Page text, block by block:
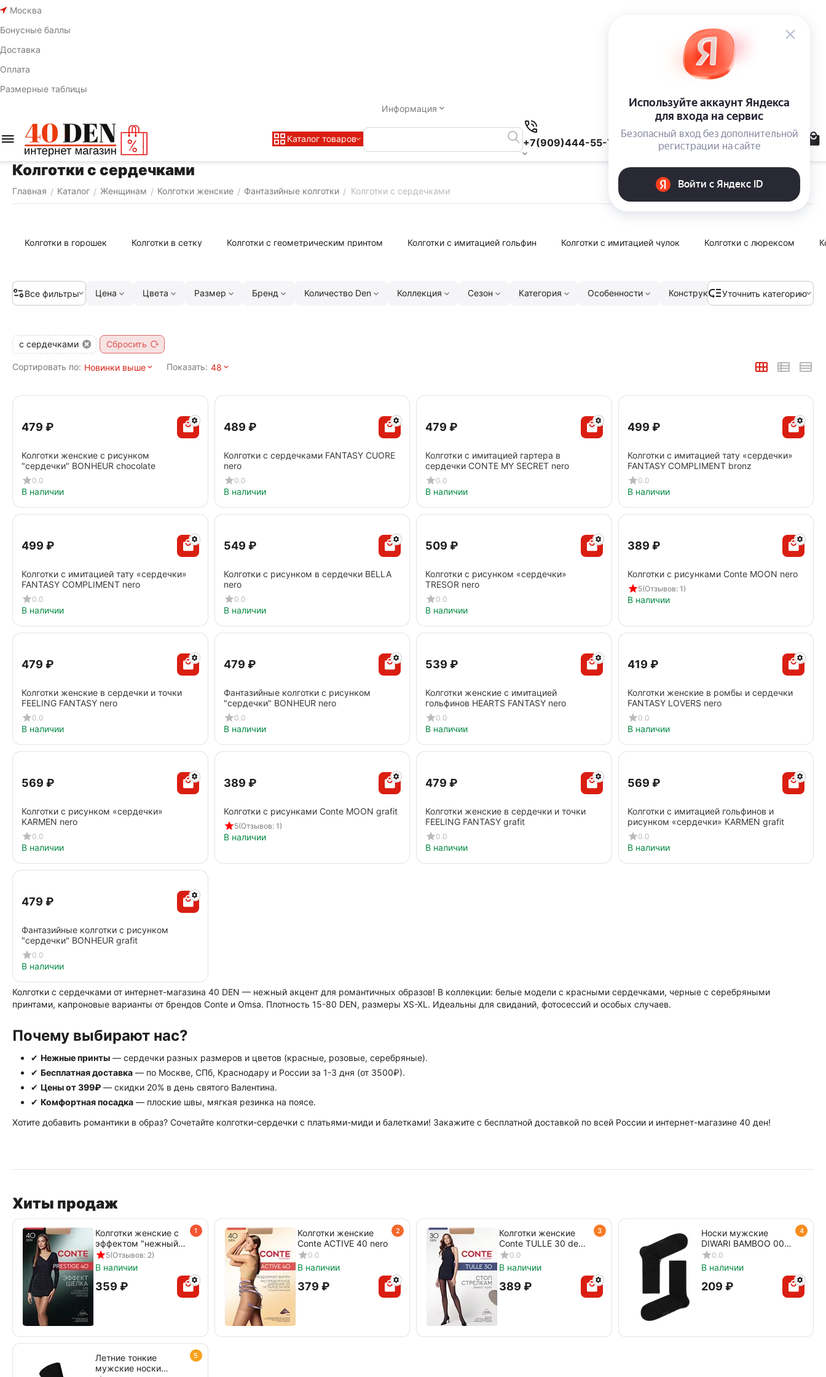
Москва
Бонусные баллы
Доставка
Оплата
Размерные таблицы
Информация
Каталог товаров +7(909)444-55-78
Колготки с сердечками
Главная / Каталог / Женщинам / Колготки женские / Фантазийные колготки / Колготки с сердечками
Колготки в горошек Колготки в сетку Колготки с геометрическим принтом Колготки с имитацией гольфин Колготки с имитацией чулок Колготки с люрексом
Все фильтры Цена Цвета Размер Бренд Количество Den Коллекция Сезон Категория Особенности Конструкция Дизайн 1
Уточнить категорию
с сердечками Сбросить
Сортировать по: Новинки выше Показать: 48
‍479‍ ₽
Колготки женские с рисунком
"сердечки" BONHEUR chocolate
0.0
В наличии
‍489‍ ₽
Колготки с сердечками FANTASY CUORE
nero
0.0
В наличии
‍479‍ ₽
Колготки с имитацией гартера в
сердечки CONTE MY SECRET nero
0.0
В наличии
‍499‍ ₽
Колготки с имитацией тату «сердечки»
FANTASY COMPLIMENT bronz
0.0
В наличии
‍499‍ ₽
Колготки с имитацией тату «сердечки»
FANTASY COMPLIMENT nero
0.0
В наличии
‍549‍ ₽
Колготки с рисунком в сердечки BELLA
nero
0.0
В наличии
‍509‍ ₽
Колготки с рисунком «сердечки»
TRESOR nero
0.0
В наличии
‍389‍ ₽
Колготки c рисунками Conte MOON nero
5(Отзывов: 1)
В наличии
‍479‍ ₽
Колготки женские в сердечки и точки
FEELING FANTASY nero
0.0
В наличии
‍479‍ ₽
Фантазийные колготки с рисунком
"сердечки" BONHEUR nero
0.0
В наличии
‍539‍ ₽
Колготки женские с имитацией
гольфинов HEARTS FANTASY nero
0.0
В наличии
‍419‍ ₽
Колготки женские в ромбы и сердечки
FANTASY LOVERS nero
0.0
В наличии
‍569‍ ₽
Колготки с рисунком «сердечки»
KARMEN nero
0.0
В наличии
‍389‍ ₽
Колготки c рисунками Conte MOON grafit
5(Отзывов: 1)
В наличии
‍479‍ ₽
Колготки женские в сердечки и точки
FEELING FANTASY grafit
0.0
В наличии
‍569‍ ₽
Колготки с имитацией гольфинов и
рисунком «сердечки» KARMEN grafit
0.0
В наличии
‍479‍ ₽
Фантазийные колготки с рисунком
"сердечки" BONHEUR grafit
0.0
В наличии
Колготки с сердечками от интернет-магазина 40 DEN — нежный акцент для романтичных образов! В коллекции: белые модели с красными сердечками, черные с серебряными
принтами, капроновые варианты от брендов Conte и Omsa. Плотность 15-80 DEN, размеры XS-XL. Идеальны для свиданий, фотосессий и особых случаев.
Почему выбирают нас?
✔ Нежные принты — сердечки разных размеров и цветов (красные, розовые, серебряные).
✔ Бесплатная доставка — по Москве, СПб, Краснодару и России за 1-3 дня (от 3500₽).
✔ Цены от 399₽ — скидки 20% в день святого Валентина.
✔ Комфортная посадка — плоские швы, мягкая резинка на поясе.
Хотите добавить романтики в образ? Сочетайте колготки-сердечки с платьями-миди и балетками! Закажите с бесплатной доставкой по всей России и интернет-магазине 40 ден!
Хиты продаж
1
Колготки женские с
эффектом "нежный
шелк" PRESTIGE 40
den beige
5(Отзывов: 2)
В наличии
‍359‍ ₽
2
Колготки женские
Conte ACTIVE 40 nero
0.0
В наличии
‍379‍ ₽
3
Колготки женские
Conte TULLE 30 den
nero0.0
В наличии
‍389‍ ₽
4
Носки мужские
DIWARI BAMBOO 000
черный
0.0
В наличии
‍209‍ ₽
5
Летние тонкие
мужские носки